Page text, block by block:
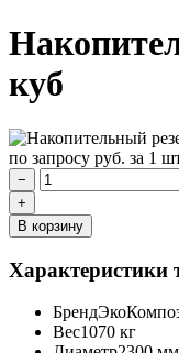
куб
по запросу руб. за 1
−
+
В корзину
Характеристики
Бренд
Вес1070 кг